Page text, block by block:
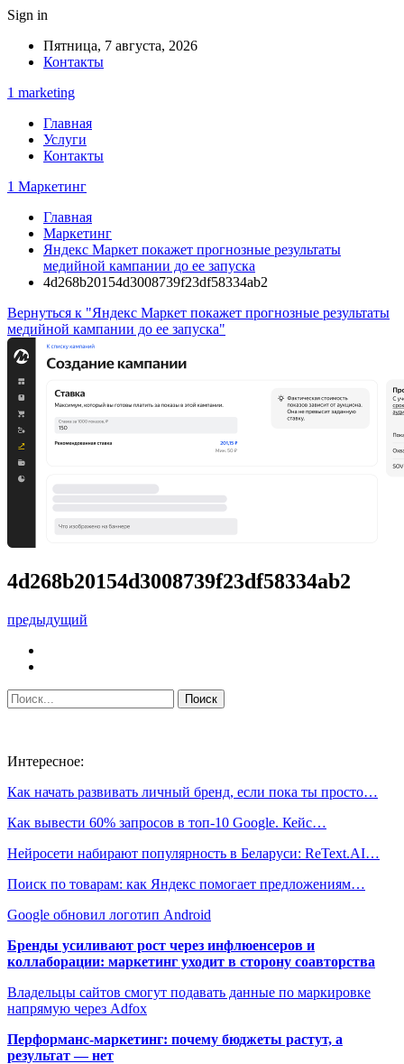
Sign in
Пятница, 7 августа, 2026
Контакты
1 marketing
Главная
Услуги
Контакты
1 Маркетинг
Главная
Маркетинг
Яндекс Маркет покажет прогнозные результаты
медийной кампании до ее запуска
4d268b20154d3008739f23df58334ab2
Вернуться к "Яндекс Маркет покажет прогнозные результаты
медийной кампании до ее запуска"
4d268b20154d3008739f23df58334ab2
предыдущий
Интересное:
Как начать развивать личный бренд, если пока ты просто…
Как вывести 60% запросов в топ-10 Google. Кейс…
Нейросети набирают популярность в Беларуси: ReText.AI…
Поиск по товарам: как Яндекс помогает предложениям…
Google обновил логотип Android
Бренды усиливают рост через инфлюенсеров и
коллаборации: маркетинг уходит в сторону соавторства
Владельцы сайтов смогут подавать данные по маркировке
напрямую через Adfox
Перформанс-маркетинг: почему бюджеты растут, а
результат — нет